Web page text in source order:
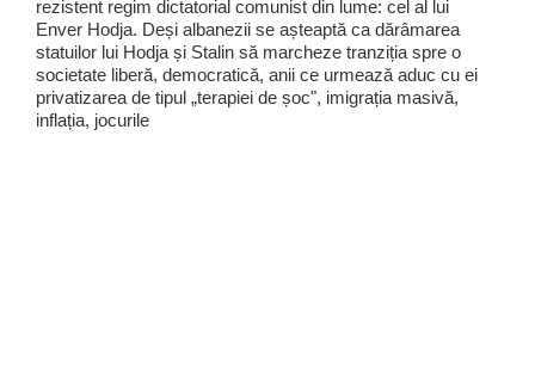
rezistent regim dictatorial comunist din lume: cel al lui
Enver Hodja. Deși albanezii se așteaptă ca dărâmarea
statuilor lui Hodja și Stalin să marcheze tranziția spre o
societate liberă, democratică, anii ce urmează aduc cu ei
privatizarea de tipul „terapiei de șoc", imigrația masivă,
inflația, jocurile